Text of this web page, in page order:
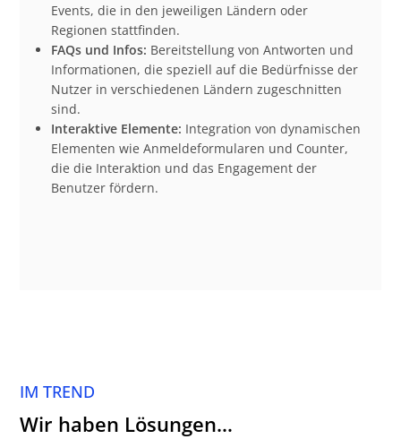
Events, die in den jeweiligen Ländern oder
Regionen stattfinden.
FAQs und Infos: Bereitstellung von Antworten und
Informationen, die speziell auf die Bedürfnisse der
Nutzer in verschiedenen Ländern zugeschnitten
sind.
Interaktive Elemente: Integration von dynamischen
Elementen wie Anmeldeformularen und Counter,
die die Interaktion und das Engagement der
Benutzer fördern.
IM TREND
Wir haben Lösungen…